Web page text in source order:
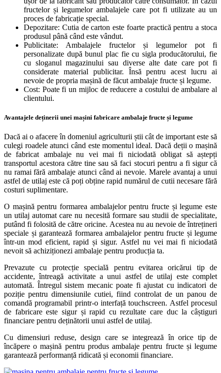
fructelor și legumelor ambalajele care pot fi utilizate au un
proces de fabricație special.
Depozitare: Cutia de carton este foarte practică pentru a stoca
produsul până când este vândut.
Publicitate: Ambalajele fructelor și legumelor pot fi
personalizate după bunul plac fie cu sigla producătorului, fie
cu sloganul magazinului sau diverse alte date care pot fi
considerate material publicitar. Însă pentru acest lucru ai
nevoie de propria mașină de făcut ambalaje fructe și legume.
Cost: Poate fi un mijloc de reducere a costului de ambalare al
clientului.
Avantajele deținerii unei mașini fabricare ambalaje fructe și legume
Dacă ai o afacere în domeniul agriculturii știi cât de important este să
culegi roadele atunci când este momentul ideal. Dacă deții o mașină
de fabricat ambalaje nu vei mai fi niciodată obligat să aștepți
transportul acestora către tine sau să faci stocuri pentru a fi sigur că
nu ramai fără ambalaje atunci când ai nevoie. Marele avantaj a unui
astfel de utilaj este că poți obține rapid numărul de cutii necesare fără
costuri suplimentare.
O mașină pentru formarea ambalajelor pentru fructe și legume este
un utilaj automat care nu necesită formare sau studii de specialitate,
putând fi folosită de către oricine. Acestea nu au nevoie de întrețineri
speciale și garantează formarea ambalajelor pentru fructe și legume
într-un mod eficient, rapid și sigur. Astfel nu vei mai fi niciodată
nevoit să achiziționezi ambalaje pentru producția ta.
Prevazute cu protecție specială pentru evitarea oricărui tip de
accidente, întreagă activitate a unui astfel de utilaj este complet
automată. Întregul sistem mecanic poate fi ajustat cu indicatori de
poziție pentru dimensiunile cutiei, fiind controlat de un panou de
comandă programabil printr-o interfață touchscreen. Astfel procesul
de fabricare este sigur și rapid cu rezultate care duc la câștiguri
financiare pentru deținătorii unui astfel de utilaj.
Cu dimensiuri reduse, design care se integrează în orice tip de
încăpere o mașină pentru produs ambalaje pentru fructe și legume
garantează performanță ridicată și economii financiare.